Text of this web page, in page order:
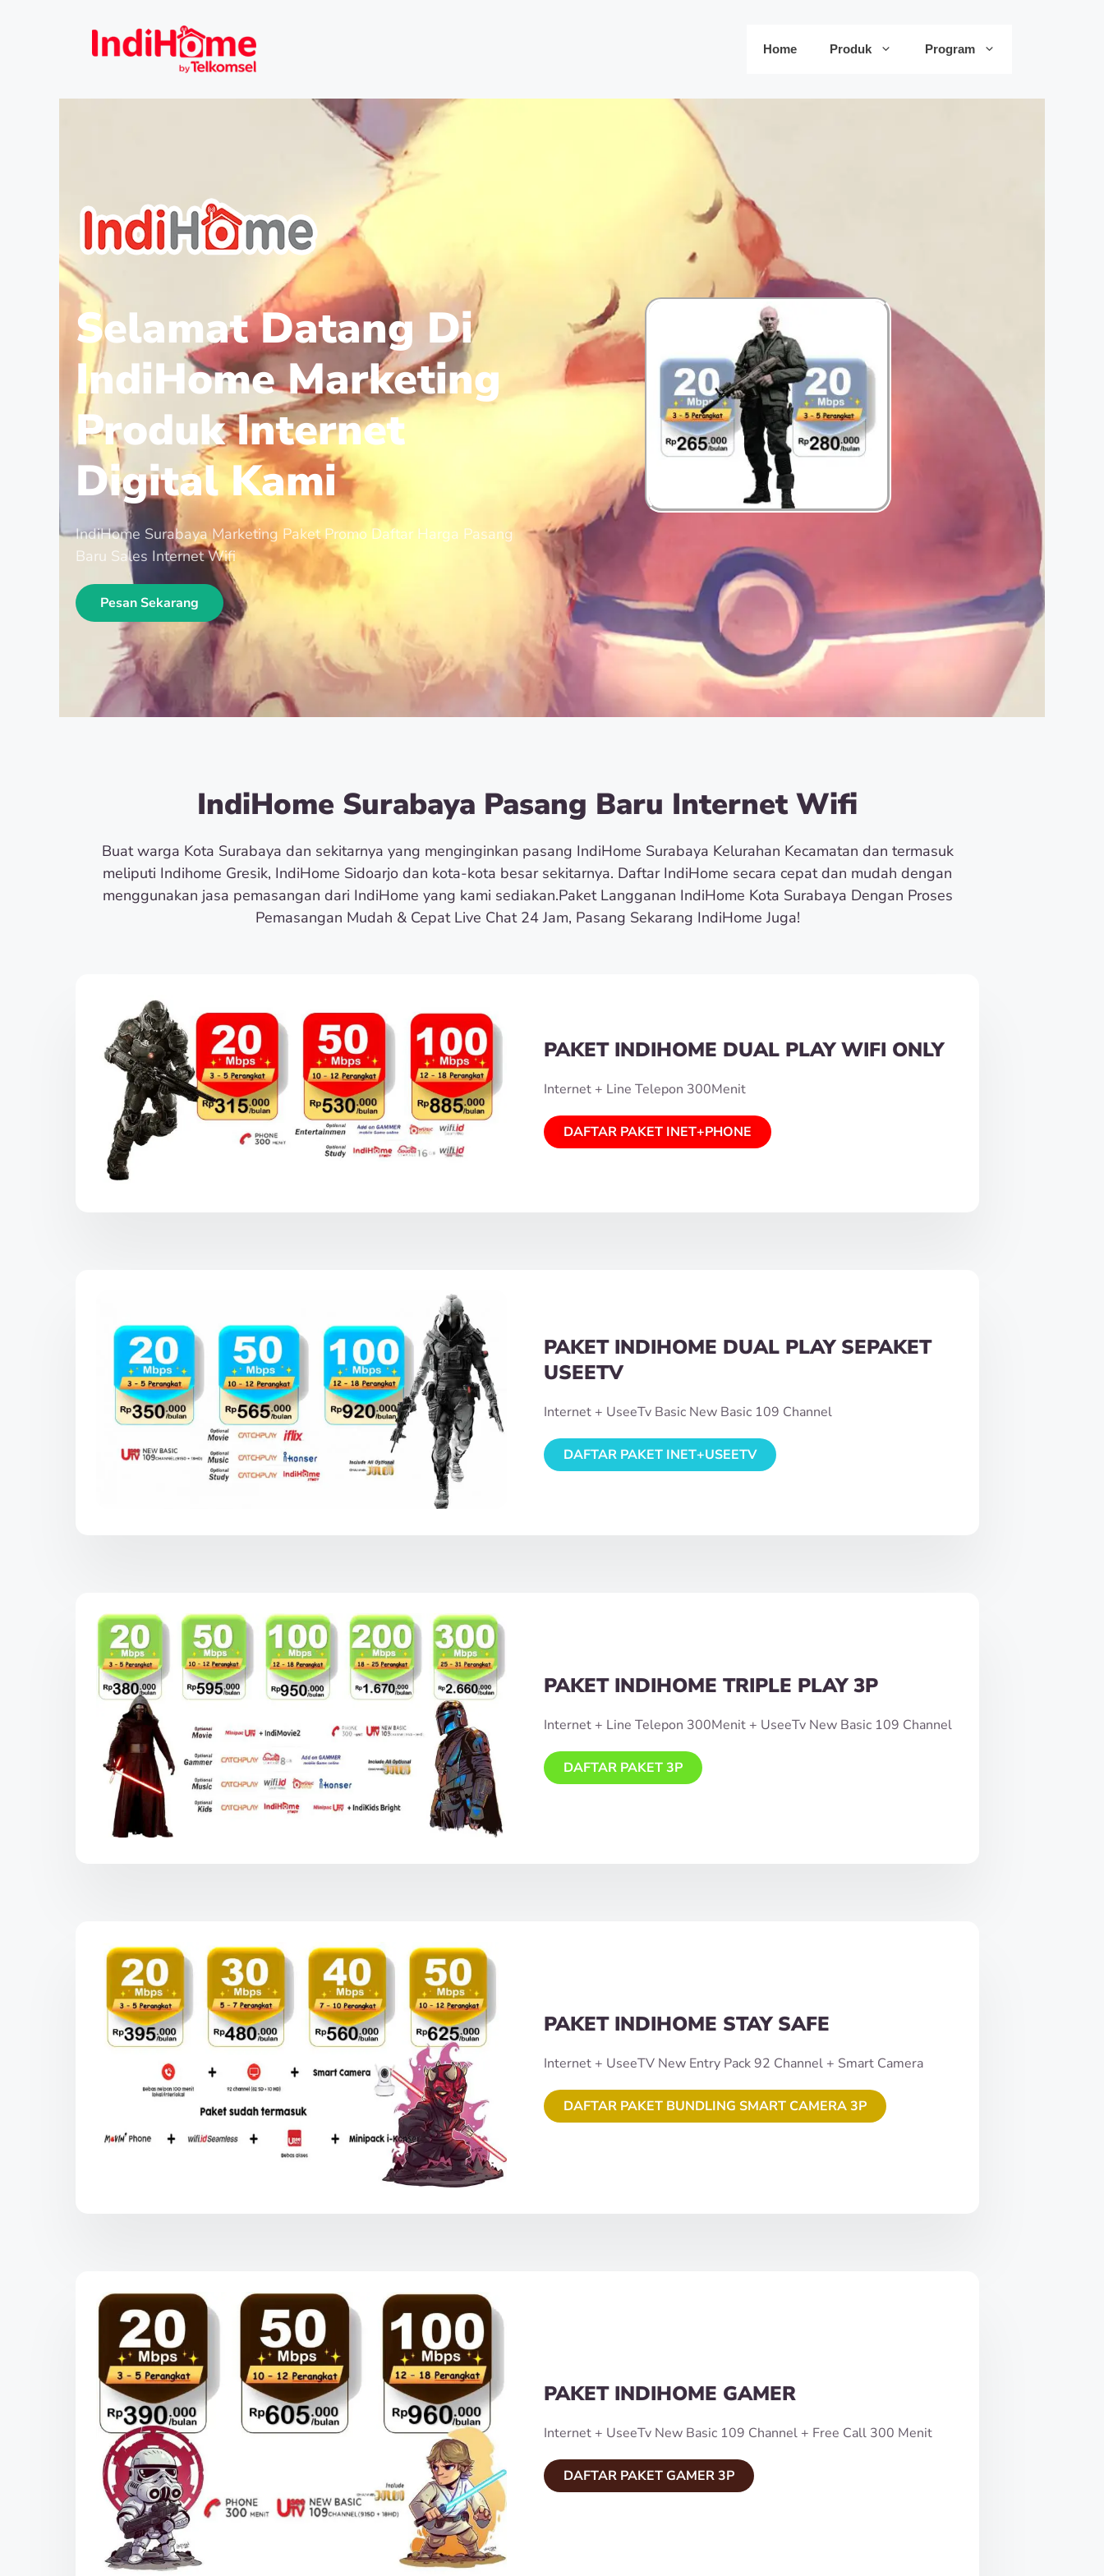
Home Produk Program
Selamat Datang Di
IndiHome Marketing
Produk Internet
Digital Kami
IndiHome Surabaya Marketing Paket Promo Daftar Harga Pasang
Baru Sales Internet Wifi
Pesan Sekarang
IndiHome Surabaya Pasang Baru Internet Wifi
Buat warga Kota Surabaya dan sekitarnya yang menginginkan pasang IndiHome Surabaya Kelurahan Kecamatan dan termasuk
meliputi Indihome Gresik, IndiHome Sidoarjo dan kota-kota besar sekitarnya. Daftar IndiHome secara cepat dan mudah dengan
menggunakan jasa pemasangan dari IndiHome yang kami sediakan.Paket Langganan IndiHome Kota Surabaya Dengan Proses
Pemasangan Mudah & Cepat Live Chat 24 Jam, Pasang Sekarang IndiHome Juga!
PAKET INDIHOME DUAL PLAY WIFI ONLY
Internet + Line Telepon 300Menit
DAFTAR PAKET INET+PHONE
PAKET INDIHOME DUAL PLAY SEPAKET
USEETV
Internet + UseeTv Basic New Basic 109 Channel
DAFTAR PAKET INET+USEETV
PAKET INDIHOME TRIPLE PLAY 3P
Internet + Line Telepon 300Menit + UseeTv New Basic 109 Channel
DAFTAR PAKET 3P
PAKET INDIHOME STAY SAFE
Internet + UseeTV New Entry Pack 92 Channel + Smart Camera
DAFTAR PAKET BUNDLING SMART CAMERA 3P
PAKET INDIHOME GAMER
Internet + UseeTv New Basic 109 Channel + Free Call 300 Menit
DAFTAR PAKET GAMER 3P